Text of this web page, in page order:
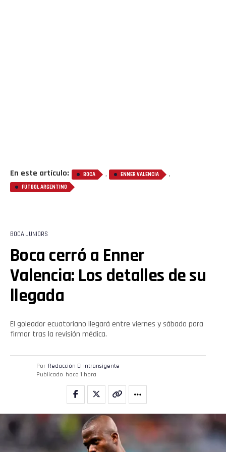
En este artículo: BOCA , ENNER VALENCIA ,
FÚTBOL ARGENTINO
BOCA JUNIORS
Boca cerró a Enner
Valencia: Los detalles de su
llegada
El goleador ecuatoriano llegará entre viernes y sábado para
firmar tras la revisión médica.
Por Redacción El intransigente
Publicado hace 1 hora